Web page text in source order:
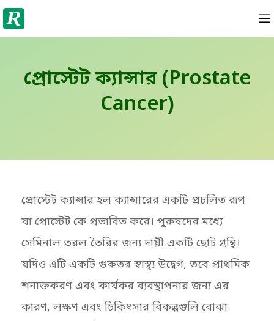
প্রোস্টেট ক্যান্সার (Prostate
Cancer)
প্রোস্টেট ক্যান্সার হল ক্যান্সারের একটি প্রচলিত রূপ
যা প্রোস্টেট কে প্রভাবিত করে। পুরুষদের মধ্যে
সেমিনাল তরল তৈরির জন্য দায়ী একটি ছোট গ্রন্থি।
যদিও এটি একটি গুরুতর স্বাস্থ্য উদ্বেগ, তবে প্রাথমিক
শনাক্তকরণ এবং কার্যকর ব্যবস্থাপনার জন্য এর
কারণ, লক্ষণ এবং চিকিৎসার বিকল্পগুলি বোঝা